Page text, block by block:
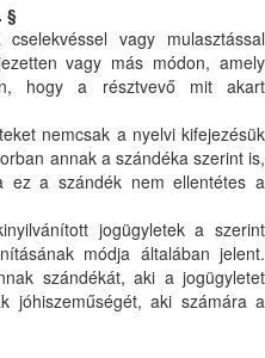
§
vagy mulasztással
vagy más módon, amely
hogy a résztvevő mit akart
nemcsak a nyelvi kifejezésük
annak a szándéka szerint is,
ez a szándék nem ellentétes a
jogügyletek a szerint
módja általában jelent.
szándékát, aki a jogügyletet
jóhiszeműségét, aki számára a